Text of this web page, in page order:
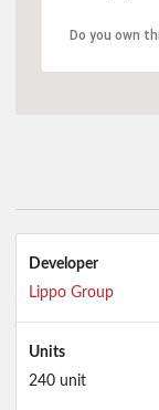
Do you own
Developer
Lippo Group
Units
240 unit